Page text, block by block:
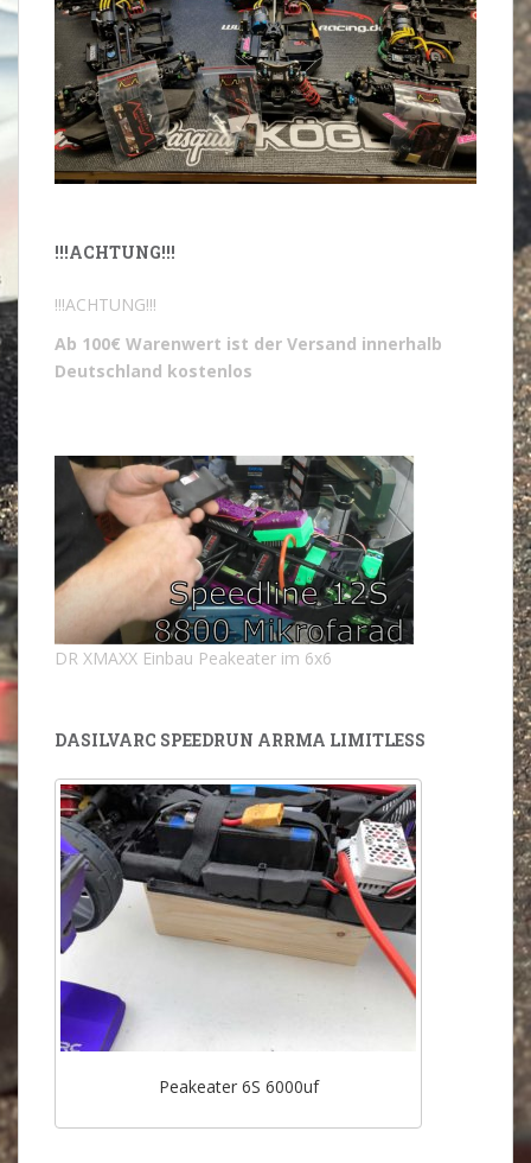
!!!ACHTUNG!!!
!!!ACHTUNG!!!
Ab 100€ Warenwert ist der Versand innerhalb
Deutschland kostenlos
DR XMAXX Einbau Peakeater im 6x6
DASILVARC SPEEDRUN ARRMA LIMITLESS
Peakeater 6S 6000uf